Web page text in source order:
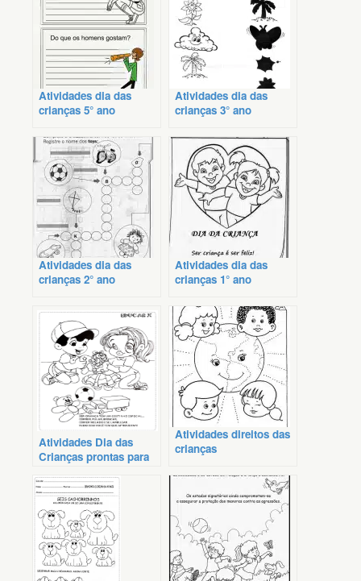
Atividades dia das
crianças 5° ano
Atividades dia das
crianças 3° ano
Atividades dia das
crianças 2° ano
Atividades dia das
crianças 1° ano
Atividades Dia das
Crianças prontas para
Atividades direitos das
crianças